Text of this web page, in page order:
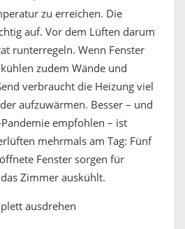
zu erreichen. Die
auf. Vor dem Lüften darum
runterregeln. Wenn Fenster
zudem Wände und
verbraucht die Heizung viel
aufzuwärmen. Besser – und
empfohlen – ist
mehrmals am Tag: Fünf
Fenster sorgen für
Zimmer auskühlt.
ausdrehen